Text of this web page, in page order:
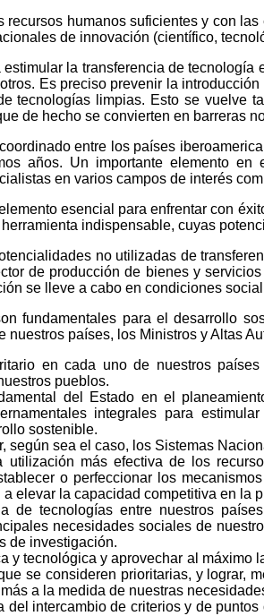
humanos suficientes y con
de innovación (científico,
la transferencia de
Es preciso prevenir la
tecnologías limpias. Esto se
de hecho se convierten en barreras
entre los países
años. Un importante elemento
en varios campos de interés
esencial para enfrentar con
indispensable, cuyas
no utilizadas de
de producción de bienes y
se lleve a cabo en condiciones
fundamentales para el desarrollo
nuestros países, los Ministros y Altas
en cada uno de nuestros
pueblos.
del Estado en el
integrales para
sostenible.
según sea el caso, los Sistemas
utilización más efectiva de los
o perfeccionar los
elevar la capacidad competitiva en la
de tecnologías entre nuestros
necesidades sociales de
de investigación.
y tecnológica y aprovechar al
se consideren prioritarias, y lograr,
a la medida de nuestras
del intercambio de criterios y de